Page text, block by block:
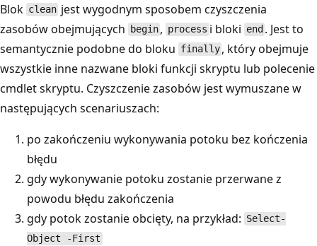
Blok clean jest wygodnym sposobem czyszczenia
zasobów obejmujących
begin , process i bloki end . Jest to
semantycznie podobne do bloku finally , który obejmuje
wszystkie inne nazwane bloki funkcji skryptu lub polecenie
cmdlet skryptu. Czyszczenie zasobów jest wymuszane w
następujących scenariuszach:
po zakończeniu wykonywania potoku bez kończenia
błędu
gdy wykonywanie potoku zostanie przerwane z
powodu błędu zakończenia
gdy potok zostanie obcięty, na przykład: Select-
Object -First